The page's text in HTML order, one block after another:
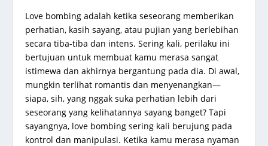
Love bombing adalah ketika seseorang memberikan
perhatian, kasih sayang, atau pujian yang berlebihan
secara tiba-tiba dan intens. Sering kali, perilaku ini
bertujuan untuk membuat kamu merasa sangat
istimewa dan akhirnya bergantung pada dia. Di awal,
mungkin terlihat romantis dan menyenangkan—
siapa, sih, yang nggak suka perhatian lebih dari
seseorang yang kelihatannya sayang banget? Tapi
sayangnya, love bombing sering kali berujung pada
kontrol dan manipulasi. Ketika kamu merasa nyaman